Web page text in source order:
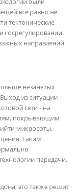
все равно не
тектонические
госрегулировании.
направлений
незанятых
из ситуации
сети - на
покрывающим
микросоты,
Таким
передачи,
это также решит